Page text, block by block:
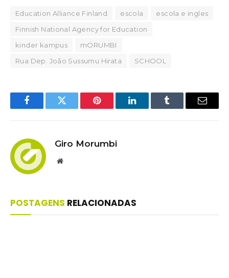
Education Alliance Finland escola
escola e ingles
Finnish National Agency for Education
kinder kampus
mORUMBI
Rua Dep. João Sussumu Hirata
SCHOOL
FacebookTwitter Pinterest LinkedInTumblr Email
Giro Morumbi
Website
POSTAGENS RELACIONADAS